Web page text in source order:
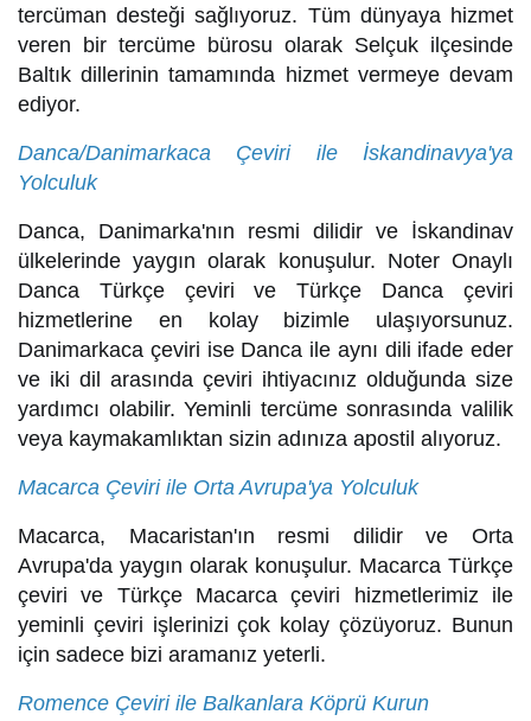
tercüman desteği sağlıyoruz. Tüm dünyaya hizmet
veren bir tercüme bürosu olarak Selçuk ilçesinde
Baltık dillerinin tamamında hizmet vermeye devam
ediyor.
Danca/Danimarkaca Çeviri ile İskandinavya'ya
Yolculuk
Danca, Danimarka'nın resmi dilidir ve İskandinav
ülkelerinde yaygın olarak konuşulur. Noter Onaylı
Danca Türkçe çeviri ve Türkçe Danca çeviri
hizmetlerine en kolay bizimle ulaşıyorsunuz.
Danimarkaca çeviri ise Danca ile aynı dili ifade eder
ve iki dil arasında çeviri ihtiyacınız olduğunda size
yardımcı olabilir. Yeminli tercüme sonrasında valilik
veya kaymakamlıktan sizin adınıza apostil alıyoruz.
Macarca Çeviri ile Orta Avrupa'ya Yolculuk
Macarca, Macaristan'ın resmi dilidir ve Orta
Avrupa'da yaygın olarak konuşulur. Macarca Türkçe
çeviri ve Türkçe Macarca çeviri hizmetlerimiz ile
yeminli çeviri işlerinizi çok kolay çözüyoruz. Bunun
için sadece bizi aramanız yeterli.
Romence Çeviri ile Balkanlara Köprü Kurun